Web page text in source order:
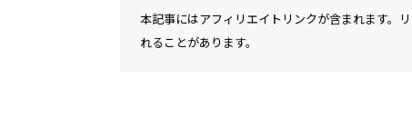
本記事にはアフィリエイトリンクが含まれます。
れることがあります。